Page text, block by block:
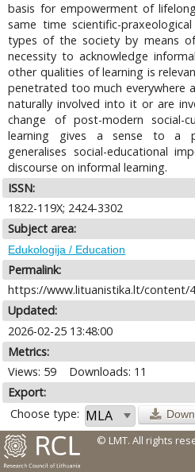
basis for empowerment of
same time scientific-
types of the society by means
necessity to acknowledge
other qualities of learning is
penetrated too much everywhere
naturally involved into it or are
change of post-modern social-
learning gives a sense to a
generalises social-educational
discourse on informal learning.
ISSN:
1822-119X; 2424-3302
Subject area:
Edukologija / Education
Permalink:
https://www.lituanistika.lt/content/
Updated:
2026-02-25 13:48:00
Metrics:
Views: 59
Downloads: 11
Export:
Choose type:
© LMT. All rights